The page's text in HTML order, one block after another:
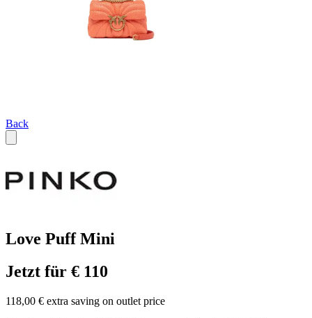
Back
Love Puff Mini
Jetzt für € 110
118,00 € extra saving on outlet price